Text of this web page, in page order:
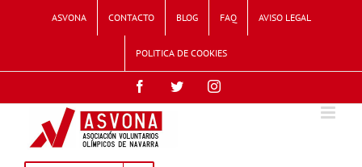
ASVONA CONTACTO BLOG FAQ AVISO LEGAL
POLITICA DE COOKIES
FacebookTwitterInstagram